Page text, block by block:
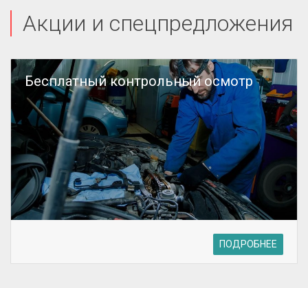
Акции и спецпредложения
Бесплатный контрольный осмотр
ПОДРОБНЕЕ